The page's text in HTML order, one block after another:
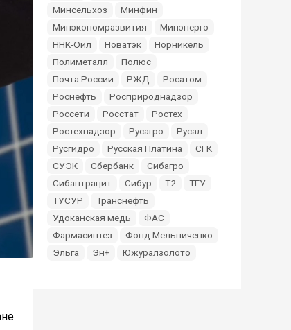
Минсельхоз
Минфин
Минэкономразвития
Минэнерго
ННК-Ойл
Новатэк
Норникель
Полиметалл
Полюс
Почта России
РЖД
Росатом
Роснефть
Росприроднадзор
Россети
Росстат
Ростех
Ростехнадзор
Русагро
Русал
Русгидро
Русская Платина
СГК
СУЭК
Сбербанк
Сибагро
Сибантрацит
Сибур Т2
ТГУ
ТУСУР
Транснефть
Удоканская медь
ФАС
Фармасинтез
Фонд Мельниченко
Эльга
Эн+ Южуралзолото